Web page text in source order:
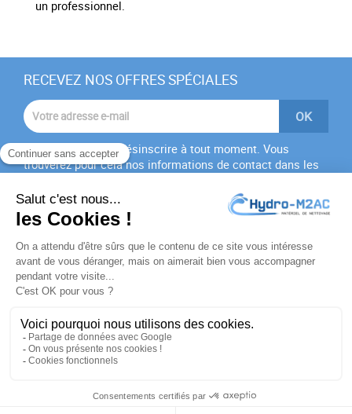
un professionnel.
RECEVEZ NOS OFFRES SPÉCIALES
Vous pouvez vous désinscrire à tout moment. Vous
trouverez pour cela nos informations de contact dans les
J'accepte lesconditions générales
politique de
confidentialité
PRODUITS
NOTRE SOCIÉTÉ
VOTRE COMPTE